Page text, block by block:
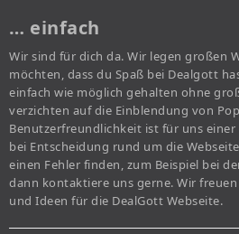
… einfach
Wir sind für dich da. Wir legen großen
möchten, dass du Spaß bei Dealgott
einfach wie möglich gehalten ohne
verzichten auf die Einblendung von
Benutzerfreundlichkeit ist für uns
bei Entscheidung rund um die
einen Fehler finden, zum Beispiel bei
dann kontaktiere uns gerne. Wir
und Ideen für die DealGott Webseite.